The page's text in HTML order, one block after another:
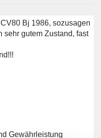
Bj 1986, sozusagen
sehr gutem Zustand, fast
Gewährleistung